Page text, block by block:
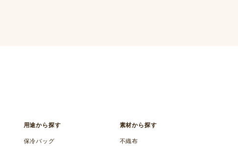
用途から探す
保冷バッグ
素材から探す
不織布